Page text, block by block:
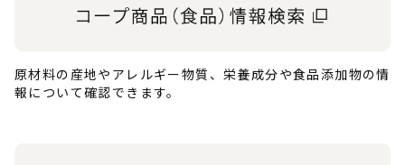
原材料の産地やアレルギー物質、栄養成分や食品添加物の情
報について確認できます。